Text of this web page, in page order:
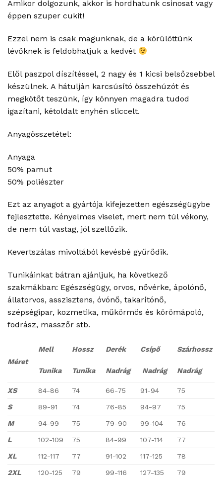
Amikor dolgozunk, akkor is hordhatunk csinosat vagy
éppen szuper cukit!
Ezzel nem is csak magunknak, de a körülöttünk
lévőknek is feldobhatjuk a kedvét
Elől paszpol díszítéssel, 2 nagy és 1 kicsi belsőzsebbel
készülnek. A hátulján karcsúsító összehúzót és
megkötőt teszünk, így könnyen magadra tudod
igazítani, kétoldalt enyhén sliccelt.
Anyagösszetétel:
Anyaga
50% pamut
50% poliészter
Ezt az anyagot a gyártója kifejezetten egészségügybe
fejlesztette. Kényelmes viselet, mert nem túl vékony,
de nem túl vastag, jól szellőzik.
Kevertszálas mivoltából kevésbé gyűrődik.
Tunikáinkat bátran ajánljuk, ha következő
szakmákban: Egészségügy, orvos, nővérke, ápolónő,
állatorvos, asszisztens, óvónő, takarítónő,
szépségipar, kozmetika, műkörmös és körömápoló,
fodrász, masszőr stb.
Méret
Mell
Tunika
Hossz
Tunika
Derék
Nadrág
Csípő
Nadrág
Szárhossz
Nadrág
XS 84-86 74 66-75 91-94 75
S 89-91 74 76-85 94-97 75
M 94-99 75 79-90 99-104 76
L 102-109 75 84-99 107-114 77
XL 112-117 77 91-102 117-125 78
2XL 120-125 79 99-116 127-135 79